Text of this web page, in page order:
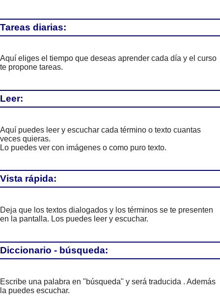
Tareas diarias:
Aquí eliges el tiempo que deseas aprender cada día y el curso
te propone tareas.
Leer:
Aquí puedes leer y escuchar cada término o texto cuantas
veces quieras.
Lo puedes ver con imágenes o como puro texto.
Vista rápida:
Deja que los textos dialogados y los términos se te presenten
en la pantalla. Los puedes leer y escuchar.
Diccionario - búsqueda:
Escribe una palabra en "búsqueda" y será traducida . Además
la puedes escuchar.